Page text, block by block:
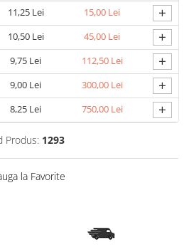
11,25 Lei 15,00 Lei +
10,50 Lei 45,00 Lei +
9,75 Lei 112,50 Lei +
9,00 Lei 300,00 Lei +
8,25 Lei 750,00 Lei +
Produs: 1293
la Favorite